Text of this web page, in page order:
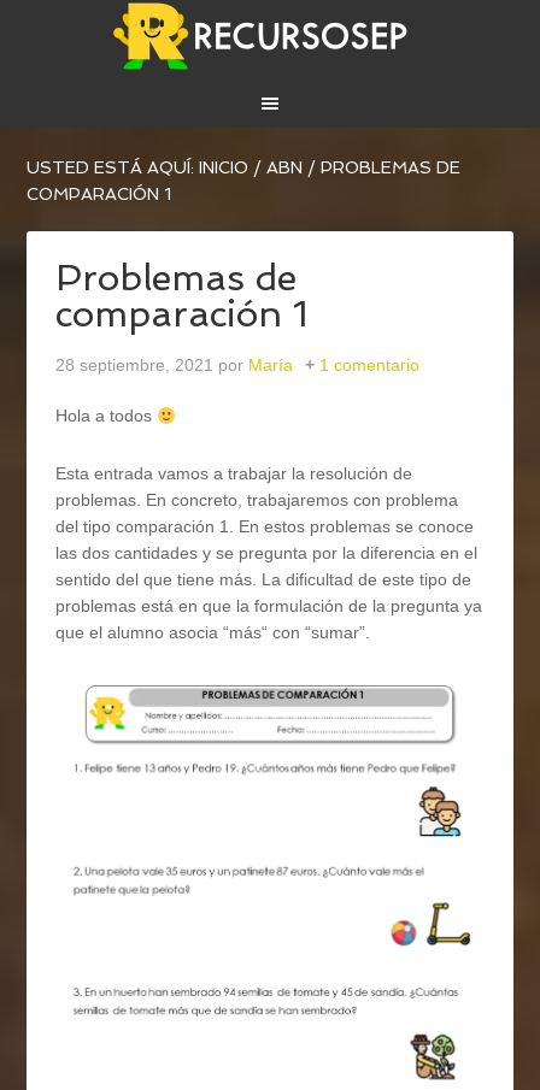
USTED ESTÁ AQUÍ:INICIO / ABN / PROBLEMAS DE
COMPARACIÓN 1
Problemas de
comparación 1
28 septiembre, 2021 por María 1 comentario
Hola a todos
Esta entrada vamos a trabajar la resolución de
problemas. En concreto, trabajaremos con problema
del tipo comparación 1. En estos problemas se conoce
las dos cantidades y se pregunta por la diferencia en el
sentido del que tiene más. La dificultad de este tipo de
problemas está en que la formulación de la pregunta ya
que el alumno asocia “más“ con “sumar”.